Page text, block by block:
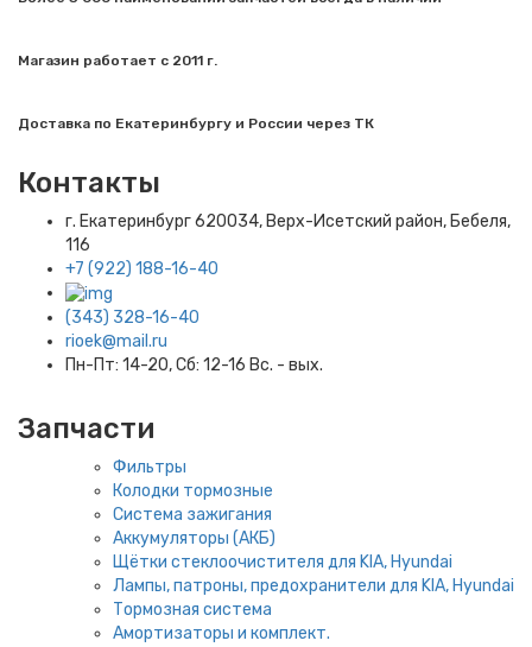
Магазин работает с 2011 г.
Доставка по Екатеринбургу и России через ТК
Контакты
г. Екатеринбург​ 620034, Верх-Исетский район, Бебеля,
116
+7 (922) 188-16-40
(343) 328-16-40
rioek@mail.ru
Пн-Пт: 14-20, Сб: 12-16 Вс. - вых.
Запчасти
Фильтры
Колодки тормозные
Система зажигания
Аккумуляторы (АКБ)
Щётки стеклоочистителя для KIA, Hyundai
Лампы, патроны, предохранители для KIA, Hyundai
Тормозная система
Амортизаторы и комплект.